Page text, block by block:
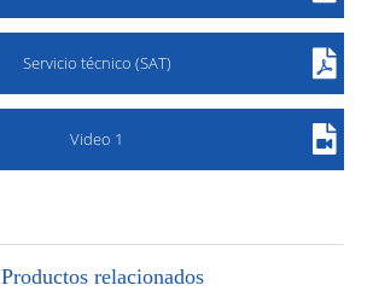
Servicio técnico (SAT)
Video 1
Productos relacionados